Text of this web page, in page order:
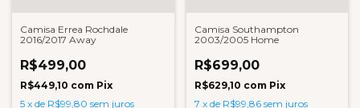
Camisa Errea Rochdale
2016/2017 Away
R$499,00
R$449,10 com Pix
5 x de R$99,80 sem juros
Camisa Southampton
2003/2005 Home
R$699,00
R$629,10 com Pix
7 x de R$99,86 sem juros